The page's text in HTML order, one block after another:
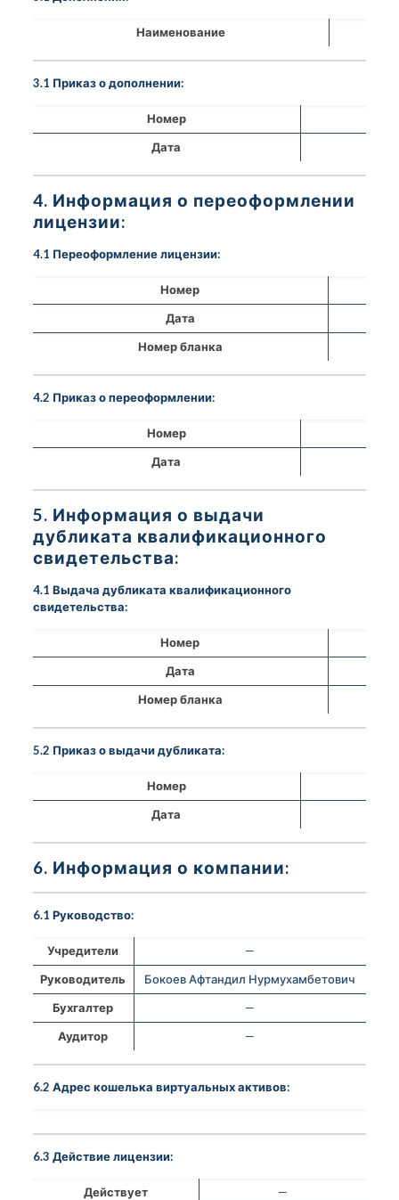
Наименование
3.1 Приказ о дополнении:
Номер
Дата
4. Информация о переоформлении
лицензии:
4.1 Переоформление лицензии:
Номер
Дата
Номер бланка
4.2 Приказ о переоформлении:
Номер
Дата
5. Информация о выдачи
дубликата квалификационного
свидетельства:
4.1 Выдача дубликата квалификационного
свидетельства:
Номер
Дата
Номер бланка
5.2 Приказ о выдачи дубликата:
Номер
Дата
6. Информация о компании:
6.1 Руководство:
Учредители
—
Руководитель
Бокоев Афтандил Нурмухамбетович
Бухгалтер
—
Аудитор
—
6.2 Адрес кошелька виртуальных активов:
6.3 Действие лицензии:
Действует
—